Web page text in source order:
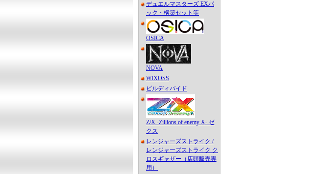
デュエルマスターズ EXパ
ック・構築セット等
OSICA
NOVA
WIXOSS
ビルディバイド
Z/X -Zillions of enemy X- ゼ
クス
レンジャーズストライク /
レンジャーズストライク ク
ロスギャザー（店頭販売専
用）